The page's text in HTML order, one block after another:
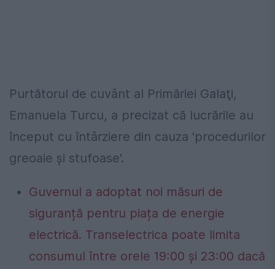
Purtătorul de cuvânt al Primăriei Galaţi,
Emanuela Turcu, a precizat că lucrările au
început cu întârziere din cauza 'procedurilor
greoaie şi stufoase'.
Guvernul a adoptat noi măsuri de
siguranță pentru piața de energie
electrică. Transelectrica poate limita
consumul între orele 19:00 și 23:00 dacă